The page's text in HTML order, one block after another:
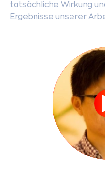
tatsächliche Wirkung
Ergebnisse unserer